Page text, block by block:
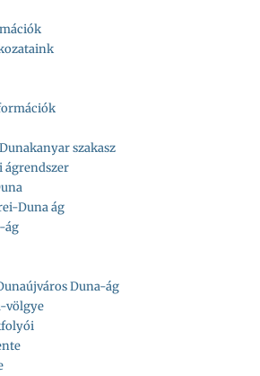
szakasz
ágrendszer
Duna ág
ág
Duna-ág
völgye